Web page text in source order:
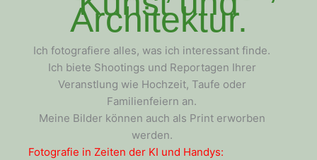
Architektur.
Ich fotografiere alles, was ich interessant finde.
Ich biete Shootings und Reportagen Ihrer
Veranstlung wie Hochzeit, Taufe oder
Familienfeiern an.
Meine Bilder können auch als Print erworben
werden.
Fotografie in Zeiten der KI und Handys: